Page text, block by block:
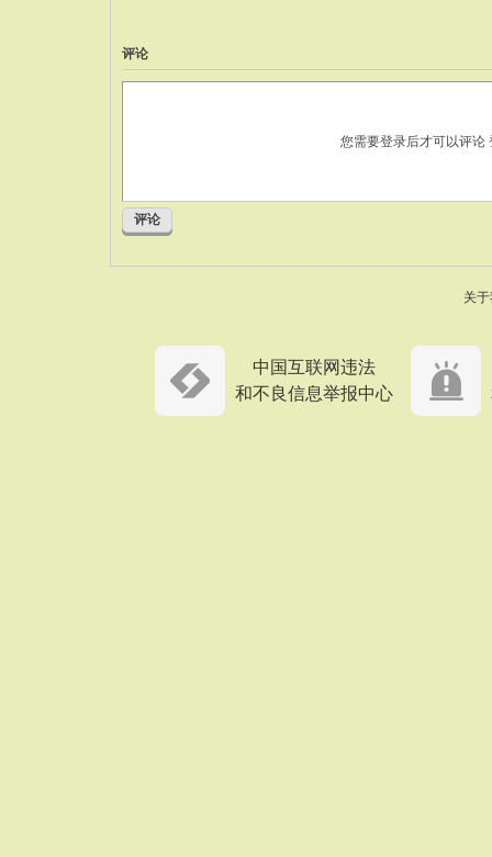
评论
您需要登录后才可以评论
评论
关
中国互联网违法
和不良信息举报中心